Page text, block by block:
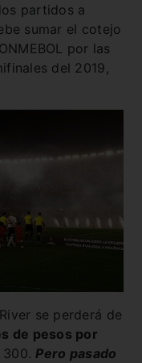
partidos a
sumar el cotejo
por las
del 2019,
se perderá de
de pesos por
300. Pero pasado